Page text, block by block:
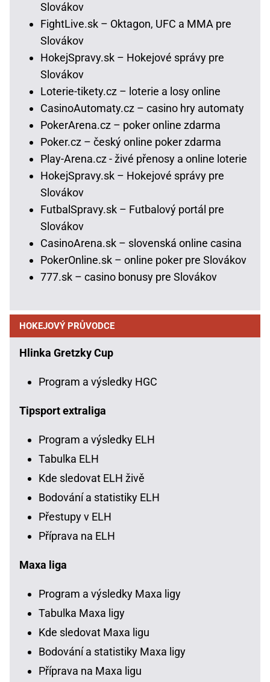
Slovákov
FightLive.sk – Oktagon, UFC a MMA pre
Slovákov
HokejSpravy.sk – Hokejové správy pre
Slovákov
Loterie-tikety.cz – loterie a losy online
CasinoAutomaty.cz – casino hry automaty
PokerArena.cz – poker online zdarma
Poker.cz – český online poker zdarma
Play-Arena.cz - živé přenosy a online loterie
HokejSpravy.sk – Hokejové správy pre
Slovákov
FutbalSpravy.sk – Futbalový portál pre
Slovákov
CasinoArena.sk – slovenská online casina
PokerOnline.sk – online poker pre Slovákov
777.sk – casino bonusy pre Slovákov
HOKEJOVÝ PRŮVODCE
Hlinka Gretzky Cup
Program a výsledky HGC
Tipsport extraliga
Program a výsledky ELH
Tabulka ELH
Kde sledovat ELH živě
Bodování a statistiky ELH
Přestupy v ELH
Příprava na ELH
Maxa liga
Program a výsledky Maxa ligy
Tabulka Maxa ligy
Kde sledovat Maxa ligu
Bodování a statistiky Maxa ligy
Příprava na Maxa ligu